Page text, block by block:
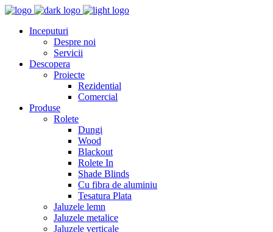
Inceputuri
Despre noi
Servicii
Descopera
Proiecte
Rezidential
Comercial
Produse
Rolete
Dungi
Wood
Blackout
Rolete In
Shade Blinds
Cu fibra de aluminiu
Tesatura Plata
Jaluzele lemn
Jaluzele metalice
Jaluzele verticale